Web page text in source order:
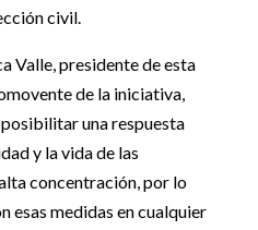
civil.
Valle, presidente de esta
de la iniciativa,
una respuesta
y la vida de las
concentración, por lo
esas medidas en cualquier